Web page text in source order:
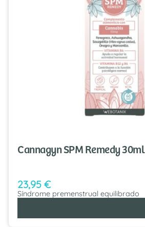
Cannagyn SPM Remedy 30ml
23,95 €
Síndrome premenstrual equilibrado